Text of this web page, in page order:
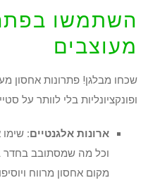
השתמשו
מעוצבים
שכחו מבלגן! פתרונות אחסון
ופונקציונליות בלי לוותר על
ארונות אלגנטיים:
וכל מה שמסתובב בחדר
מקום אחסון מרווח